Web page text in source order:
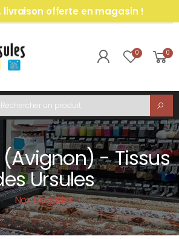
livraison offerte en magasin !
0 0
menu
(Avignon) - Tissus
Ursules
Nos Magasins